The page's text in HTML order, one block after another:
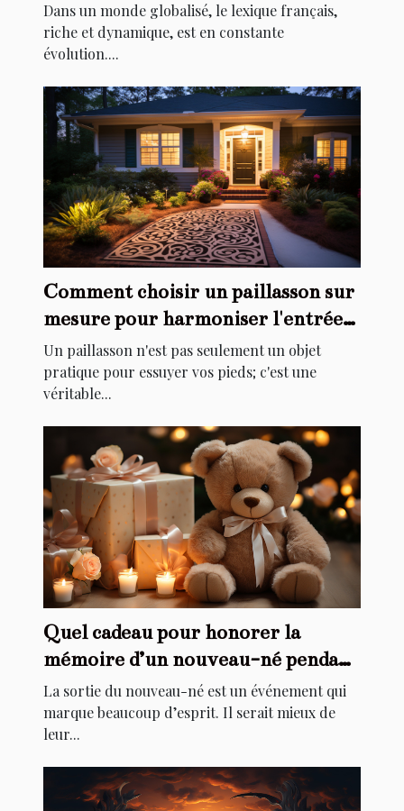
Dans un monde globalisé, le lexique français,
riche et dynamique, est en constante
évolution....
Comment choisir un paillasson sur
mesure pour harmoniser l'entrée
de votre maison
Un paillasson n'est pas seulement un objet
pratique pour essuyer vos pieds; c'est une
véritable...
Quel cadeau pour honorer la
mémoire d’un nouveau-né pendant
son baptême ?
La sortie du nouveau-né est un événement qui
marque beaucoup d’esprit. Il serait mieux de
leur...